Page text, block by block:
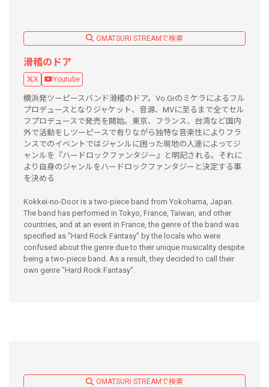
OMATSURI STREAMで検索
滑稽のドア
X Youtube
横浜発ツーピースバンド滑稽のドア。Vo.Grのミケラによるフル
プロデュースとなりジャケット、音源、MVに至るまで全てセル
フプロデュースで発売を開始。東京、フランス、台湾など国内
外で活動をしツーピースで有りながら独特な音楽性によりフラ
ンスでのイベントではジャンルに困った現地の人達によってジ
ャンルを『ハードロックファンタジー』と明記される。それに
より自身のジャンルをハードロックファンタジーと決定する事
を決める
Kokkei-no-Door is a two-piece band from Yokohama, Japan.
The band has performed in Tokyo, France, Taiwan, and other
countries, and at an event in France, the genre of the band was
specified as "Hard Rock Fantasy" by the locals who were
confused about the genre due to their unique musicality despite
being a two-piece band. As a result, they decided to call their
own genre "Hard Rock Fantasy".
OMATSURI STREAMで検索